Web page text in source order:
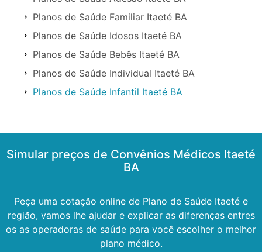
Planos de Saúde Familiar Itaeté BA
Planos de Saúde Idosos Itaeté BA
Planos de Saúde Bebês Itaeté BA
Planos de Saúde Individual Itaeté BA
Planos de Saúde Infantil Itaeté BA
Simular preços de Convênios Médicos Itaeté
BA
Peça uma cotação online de Plano de Saúde Itaeté e
região, vamos lhe ajudar e explicar as diferenças entres
os as operadoras de saúde para você escolher o melhor
plano médico.